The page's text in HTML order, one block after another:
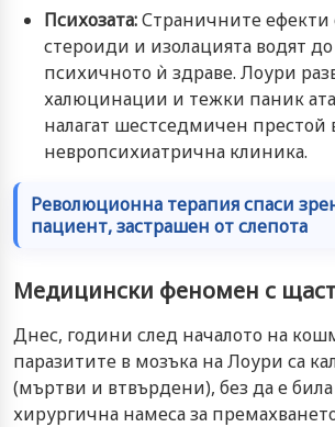
Психозата:Страничните ефекти
стероиди и изолацията водят
психичното ѝ здраве. Лоури
халюцинации и тежки паник
налагат шестседмичен престой
невропсихиатрична клиника.
Революционна терапия спаси
пациент, застрашен от слепота
Медицински феномен с
Днес, години след началото на
паразитите в мозъка на Лоури са
(мъртви и втвърдени), без да е
хирургична намеса за